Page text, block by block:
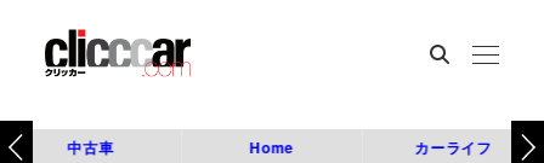
中古車 Home カーライフ